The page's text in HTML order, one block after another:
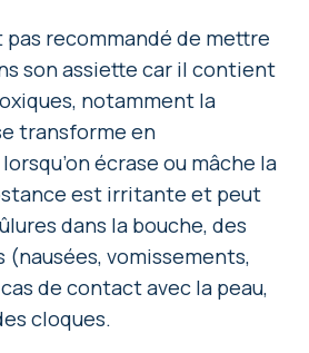
pas recommandé de mettre
son assiette car il contient
notamment la
transforme en
écrase ou mâche la
est irritante et peut
dans la bouche, des
vomissements,
de contact avec la peau,
cloques.